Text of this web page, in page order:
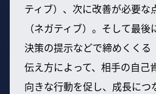
ティブ）、次に改善が必要な
（ネガティブ）。そして最
決策の提示などで締めくくる
伝え方によって、相手の自己
向きな行動を促し、成長につ